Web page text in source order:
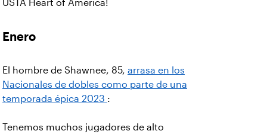
USTA Heart of America!
Enero
El hombre de Shawnee, 85, arrasa en los
Nacionales de dobles como parte de una
temporada épica 2023 :
Tenemos muchos jugadores de alto